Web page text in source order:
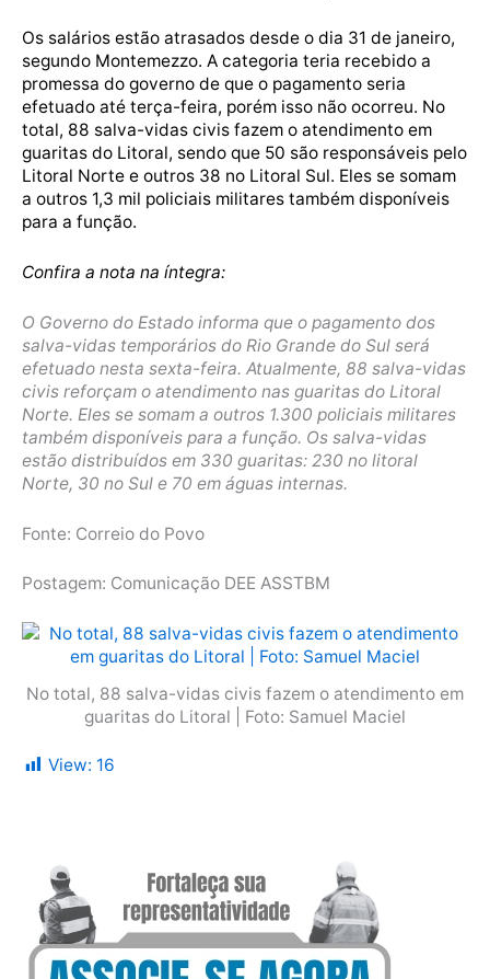
Os salários estão atrasados desde o dia 31 de janeiro,
segundo Montemezzo. A categoria teria recebido a
promessa do governo de que o pagamento seria
efetuado até terça-feira, porém isso não ocorreu. No
total, 88 salva-vidas civis fazem o atendimento em
guaritas do Litoral, sendo que 50 são responsáveis pelo
Litoral Norte e outros 38 no Litoral Sul. Eles se somam
a outros 1,3 mil policiais militares também disponíveis
para a função.
Confira a nota na íntegra:
O Governo do Estado informa que o pagamento dos
salva-vidas temporários do Rio Grande do Sul será
efetuado nesta sexta-feira. Atualmente, 88 salva-vidas
civis reforçam o atendimento nas guaritas do Litoral
Norte. Eles se somam a outros 1.300 policiais militares
também disponíveis para a função. Os salva-vidas
estão distribuídos em 330 guaritas: 230 no litoral
Norte, 30 no Sul e 70 em águas internas.
Fonte: Correio do Povo
Postagem: Comunicação DEE ASSTBM
No total, 88 salva-vidas civis fazem o atendimento em
guaritas do Litoral | Foto: Samuel Maciel
View: 16